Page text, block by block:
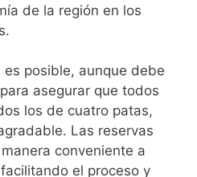
de la región en los
es posible, aunque debe
asegurar que todos
los de cuatro patas,
Las reservas
conveniente a
el proceso y